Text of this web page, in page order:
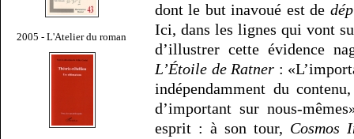
2005 - L'Atelier du roman
dont le but inavoué est de
Ici, dans les lignes qui vont
d’illustrer cette évidence
L’Étoile de Ratner :
indépendamment du
d’important sur nous-
esprit : à son tour, Cosmos